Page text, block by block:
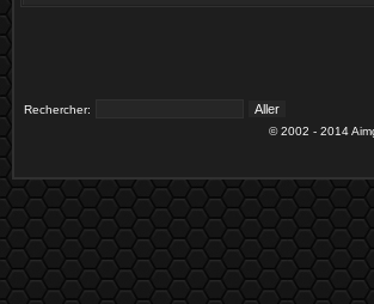
Rechercher:
© 2002 - 2014